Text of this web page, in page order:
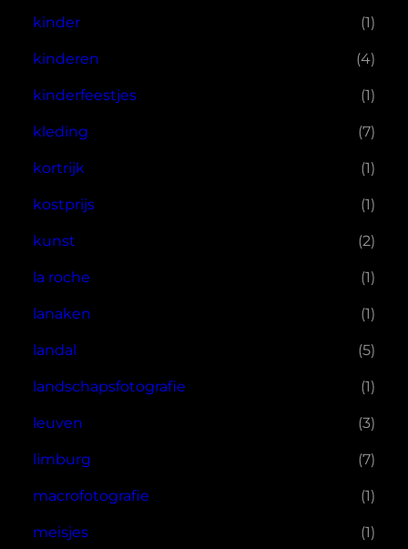
kinder (1)
kinderen (4)
kinderfeestjes (1)
kleding (7)
kortrijk (1)
kostprijs (1)
kunst (2)
la roche (1)
lanaken (1)
landal (5)
landschapsfotografie (1)
leuven (3)
limburg (7)
macrofotografie (1)
meisjes (1)